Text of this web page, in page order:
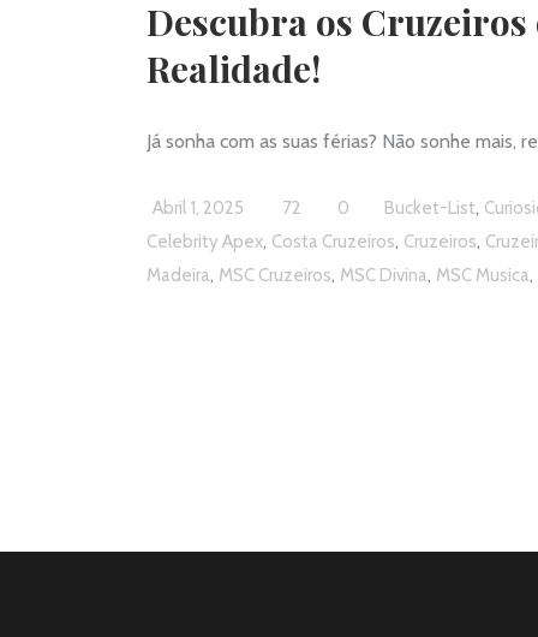
Descubra os
Realidade!
Já sonha com as suas férias? Não sonhe
Abril 1, 2025 72 0 Bucket-List,
Celebrity Apex, Costa Cruzeiros, Cruzeiros,
Madeira, MSC Cruzeiros, MSC Divina, MSC Musica,